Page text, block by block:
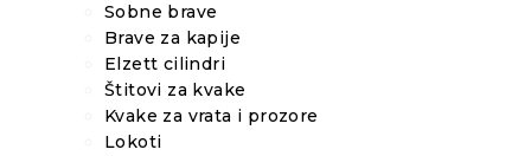
Sobne brave
Brave za kapije
Elzett cilindri
Štitovi za kvake
Kvake za vrata i prozore
Lokoti